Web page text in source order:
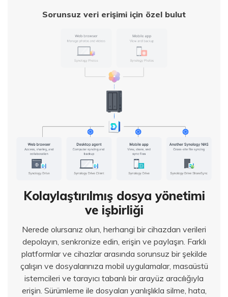
Sorunsuz veri erişimi için özel bulut
Kolaylaştırılmış dosya yönetimi
ve işbirliği
Nerede olursanız olun, herhangi bir cihazdan verileri
depolayın, senkronize edin, erişin ve paylaşın. Farklı
platformlar ve cihazlar arasında sorunsuz bir şekilde
çalışın ve dosyalarınıza mobil uygulamalar, masaüstü
istemcileri ve tarayıcı tabanlı bir arayüz aracılığıyla
erişin. Sürümleme ile dosyaları yanlışlıkla silme, hata,